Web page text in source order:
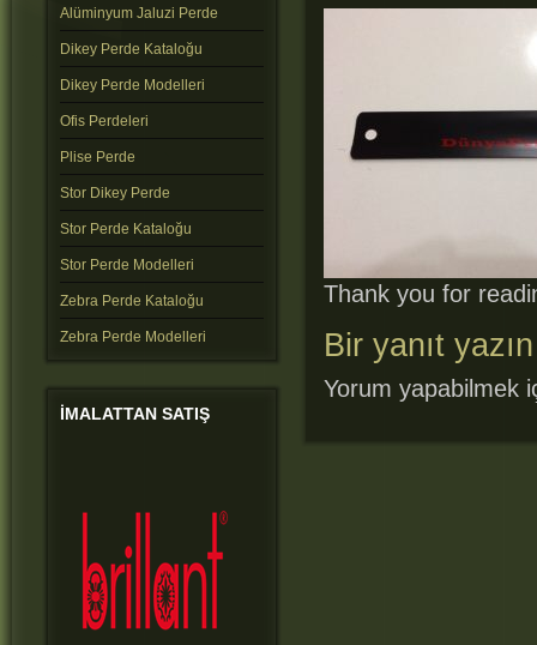
Thank you for
Bir yanıt yazın
Yorum yapabilmek
Alüminyum Jaluzi Perde
Dikey Perde Kataloğu
Dikey Perde Modelleri
Ofis Perdeleri
Plise Perde
Stor Dikey Perde
Stor Perde Kataloğu
Stor Perde Modelleri
Zebra Perde Kataloğu
Zebra Perde Modelleri
IMALATTAN SATIŞ